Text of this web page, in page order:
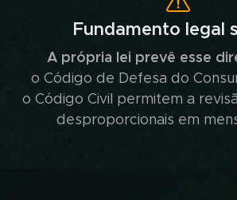
Fundamento legal
A própria lei prevê esse
o Código de Defesa do
o Código Civil permitem a
desproporcionais em